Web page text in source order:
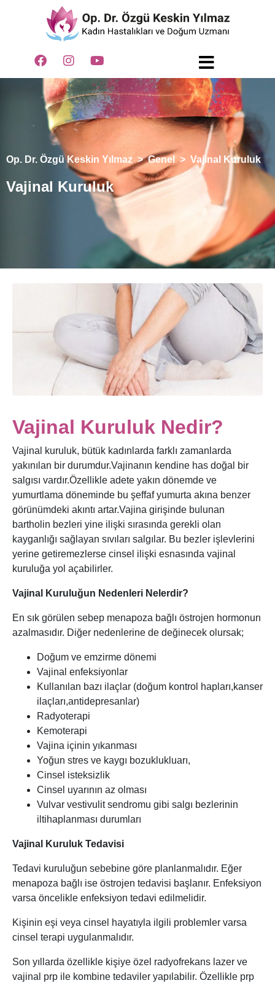
Op. Dr. Özgü Keskin Yılmaz >Genel > Vajinal Kuruluk
Vajinal Kuruluk
Vajinal Kuruluk Nedir?
Vajinal kuruluk, bütük kadınlarda farklı zamanlarda
yakınılan bir durumdur.Vajinanın kendine has doğal bir
salgısı vardır.Özellikle adete yakın dönemde ve
yumurtlama döneminde bu şeffaf yumurta akına benzer
görünümdeki akıntı artar.Vajina girişinde bulunan
bartholin bezleri yine ilişki sırasında gerekli olan
kayganlığı sağlayan sıvıları salgılar. Bu bezler işlevlerini
yerine getiremezlerse cinsel ilişki esnasında vajinal
kuruluğa yol açabilirler.
Vajinal Kuruluğun Nedenleri Nelerdir?
En sık görülen sebep menapoza bağlı östrojen hormonun
azalmasıdır. Diğer nedenlerine de değinecek olursak;
Doğum ve emzirme dönemi
Vajinal enfeksiyonlar
Kullanılan bazı ilaçlar (doğum kontrol hapları,kanser
ilaçları,antidepresanlar)
Radyoterapi
Kemoterapi
Vajina içinin yıkanması
Yoğun stres ve kaygı bozuklukluarı,
Cinsel isteksizlik
Cinsel uyarının az olması
Vulvar vestivulit sendromu gibi salgı bezlerinin
iltihaplanması durumları
Vajinal Kuruluk Tedavisi
Tedavi kuruluğun sebebine göre planlanmalıdır. Eğer
menapoza bağlı ise östrojen tedavisi başlanır. Enfeksiyon
varsa öncelikle enfeksiyon tedavi edilmelidir.
Kişinin eşi veya cinsel hayatıyla ilgili problemler varsa
cinsel terapi uygulanmalıdır.
Son yıllarda özellikle kişiye özel radyofrekans lazer ve
vajinal prp ile kombine tedaviler yapılabilir. Özellikle prp